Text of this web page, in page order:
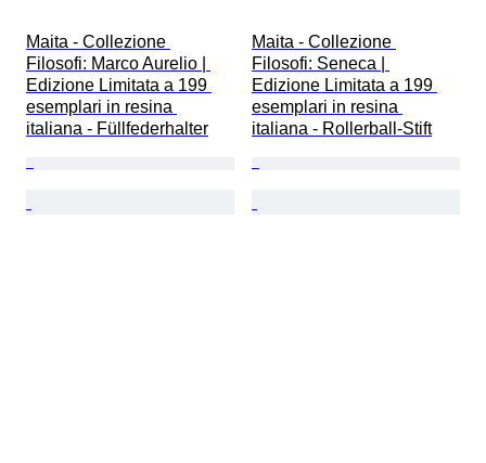
Maita - Collezione
Filosofi: Marco Aurelio |
Edizione Limitata a 199
esemplari in resina
italiana - Füllfederhalter
Maita - Collezione
Filosofi: Seneca |
Edizione Limitata a 199
esemplari in resina
italiana - Rollerball-Stift